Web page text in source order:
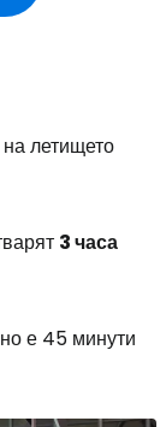
летището
3 часа
е 45 минути